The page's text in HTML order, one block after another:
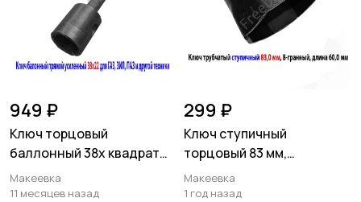
949 ₽
Ключ торцовый
баллонный 38х квадрат
22, прямой, для ГАЗ, ЗИЛ,
ПАЗ.
Макеевка
11 месяцев назад
299 ₽
Ключ ступичный
торцовый 83 мм,
трубчатый, 8-гранный,
длина 60 мм, СССР
Макеевка
1 год назад